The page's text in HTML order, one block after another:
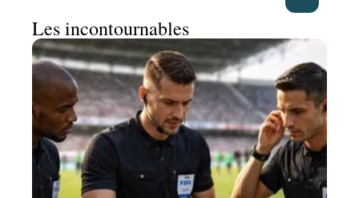
Les incontournables